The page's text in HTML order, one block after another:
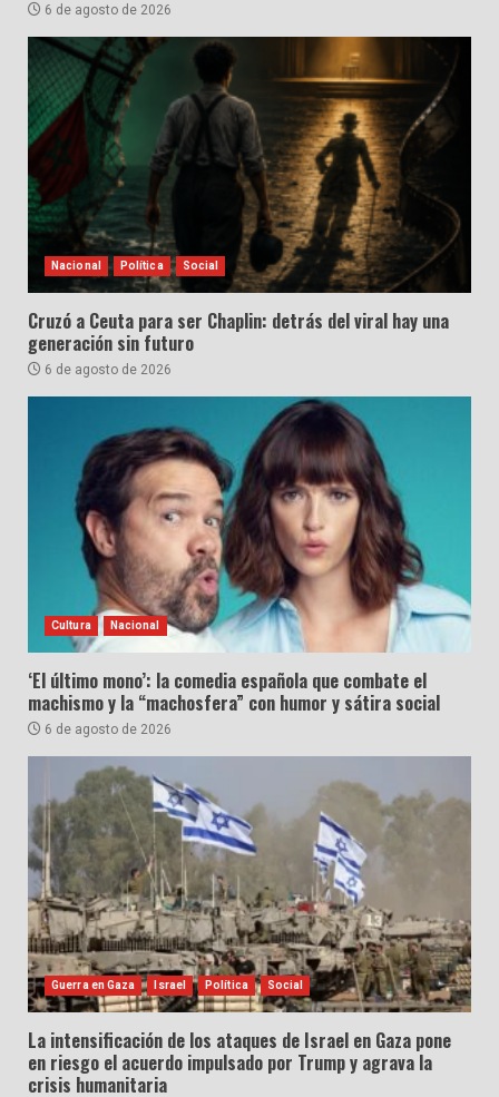
6 de agosto de 2026
Nacional Política Social
Cruzó a Ceuta para ser Chaplin: detrás del viral hay una
generación sin futuro
6 de agosto de 2026
Cultura Nacional
‘El último mono’: la comedia española que combate el
machismo y la “machosfera” con humor y sátira social
6 de agosto de 2026
Guerra en Gaza Israel Política Social
La intensificación de los ataques de Israel en Gaza pone
en riesgo el acuerdo impulsado por Trump y agrava la
crisis humanitaria